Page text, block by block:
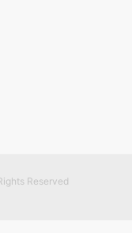
Reserved